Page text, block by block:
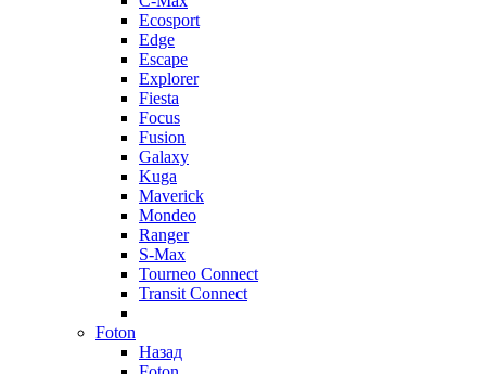
Ecosport
Edge
Escape
Explorer
Fiesta
Focus
Fusion
Galaxy
Kuga
Maverick
Mondeo
Ranger
S-Max
Tourneo Connect
Transit Connect
Foton
Назад